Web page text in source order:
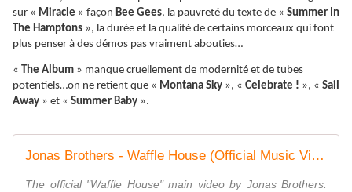
sur « Miracle » façon Bee Gees, la pauvreté du texte de « Summer In
The Hamptons », la durée et la qualité de certains morceaux qui font
plus penser à des démos pas vraiment abouties…
« The Album » manque cruellement de modernité et de tubes
potentiels…on ne retient que « Montana Sky », « Celebrate ! », « Sail
Away » et « Summer Baby ».
Jonas Brothers - Waffle House (Official Music Video)
The official "Waffle House" main video by Jonas Brothers.